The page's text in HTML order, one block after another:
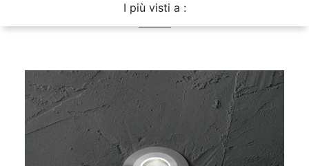
I più visti a :